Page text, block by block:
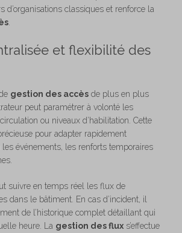
d’organisations classiques et renforce la
et flexibilité des
gestion des accès de plus en plus
peut paramétrer à volonté les
ou niveaux d’habilitation. Cette
pour adapter rapidement
les événements, les renforts temporaires
suivre en temps réel les flux de
dans le bâtiment. En cas d’incident, il
de l’historique complet détaillant qui
heure. La gestion des flux s’effectue